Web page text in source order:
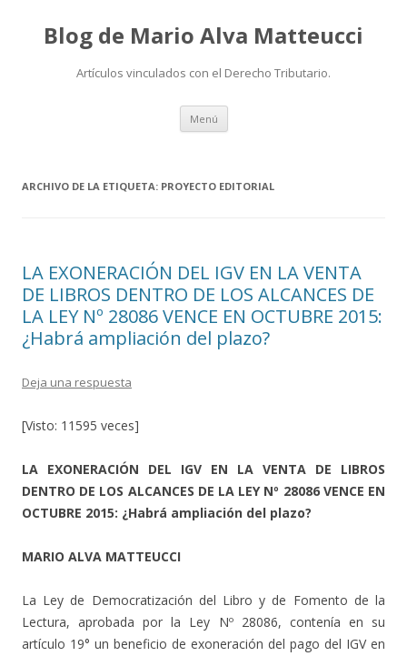
Blog de Mario Alva Matteucci
Artículos vinculados con el Derecho Tributario.
Menú Ir
contenido
ARCHIVO DE LA ETIQUETA: PROYECTO EDITORIAL
LA EXONERACIÓN DEL IGV EN LA VENTA
DE LIBROS DENTRO DE LOS ALCANCES DE
LA LEY Nº 28086 VENCE EN OCTUBRE 2015:
¿Habrá ampliación del plazo?
Deja una respuesta
[Visto: 11595 veces]
LA EXONERACIÓN DEL IGV EN LA VENTA DE LIBROS
DENTRO DE LOS ALCANCES DE LA LEY Nº 28086 VENCE EN
OCTUBRE 2015: ¿Habrá ampliación del plazo?
MARIO ALVA MATTEUCCI
La Ley de Democratización del Libro y de Fomento de la
Lectura, aprobada por la Ley Nº 28086, contenía en su
artículo 19° un beneficio de exoneración del pago del IGV en